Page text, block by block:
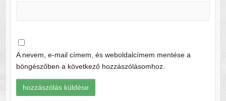
A nevem, e-mail címem, és weboldalcímem mentése a
böngészőben a következő hozzászólásomhoz.